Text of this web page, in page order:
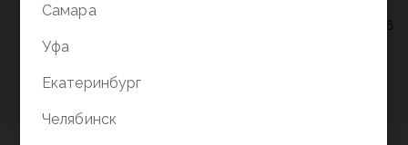
© Планета книги, 1998-2026
Самара
Уфа
Екатеринбург
Челябинск